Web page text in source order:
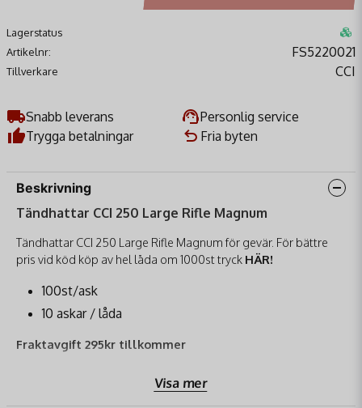
Lagerstatus
Artikelnr:
FS5220021
Tillverkare CCI
Snabb leverans
Personlig service
Trygga betalningar
Fria byten
Beskrivning
Tändhattar CCI 250 Large Rifle Magnum
Tändhattar CCI 250 Large Rifle Magnum för gevär. För bättre
pris vid köd köp av hel låda om 1000st tryck HÄR!
100st/ask
10 askar / låda
Fraktavgift 295kr tillkommer
Visa mer